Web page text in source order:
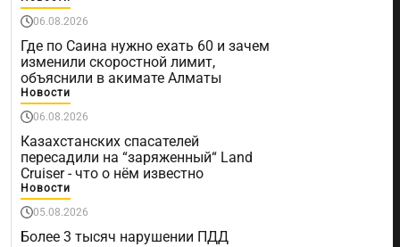
06.08.2026
Где по Саина нужно ехать 60 и зачем
изменили скоростной лимит,
объяснили в акимате Алматы
Новости
06.08.2026
Казахстанских спасателей
пересадили на “заряженный“ Land
Cruiser - что о нём известно
Новости
05.08.2026
Более 3 тысяч нарушении ПДД